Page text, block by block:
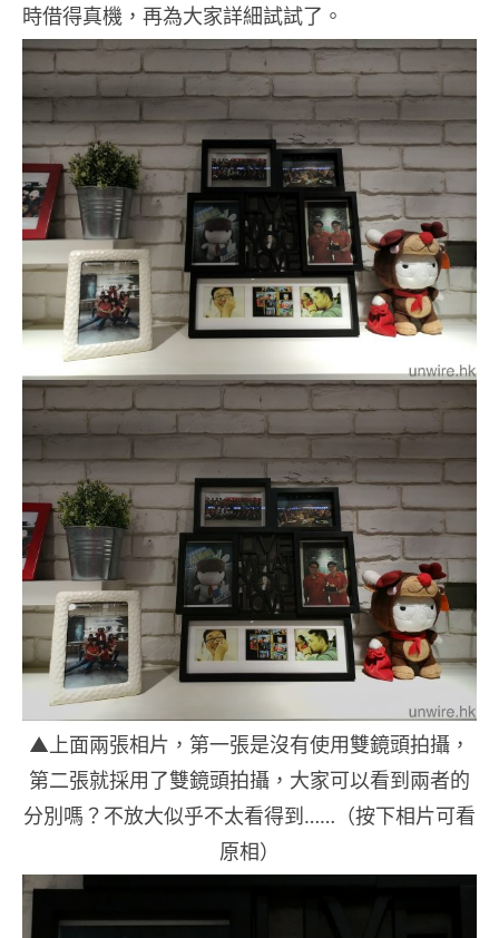
時借得真機，再為大家詳細試試了。
▲上面兩張相片，第一張是沒有使用雙鏡頭拍攝，
第二張就採用了雙鏡頭拍攝，大家可以看到兩者的
分別嗎？不放大似乎不太看得到……（按下相片可看
原相）